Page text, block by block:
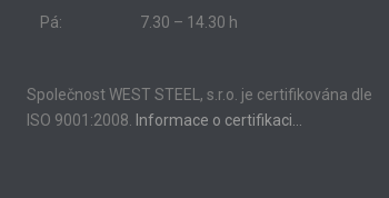
Pá: 7.30 – 14.30 h
Společnost WEST STEEL, s.r.o. je certifikována dle
ISO 9001:2008.
Informace o certifikaci…